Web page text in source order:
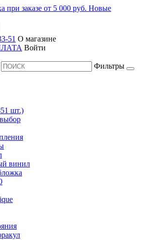
при заказе от 5 000 руб. Новые
51 О магазине
Войти
Фильтры
шт.)
винил